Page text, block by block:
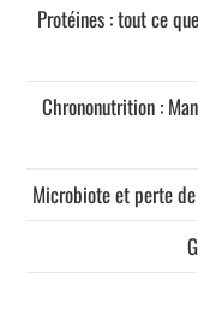
Protéines : tout ce
Chrononutrition :
Microbiote et perte